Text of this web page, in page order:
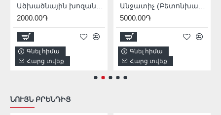
2000.00֏
Գնել հիմա
Հարց տվեք
5000.00֏
Գնել հիմա
Հարց տվեք
ՆՈՒՅՆ ԲՐԵՆԴԻՑ